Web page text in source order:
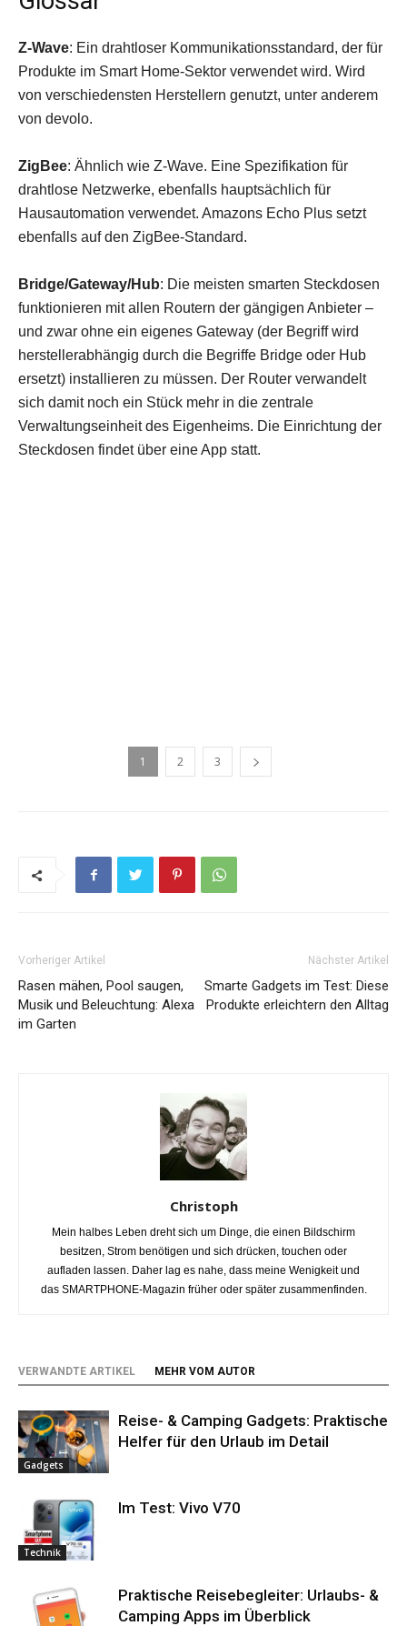
Z-Wave: Ein drahtloser Kommunikationsstandard, der für
Produkte im Smart Home-Sektor verwendet wird. Wird
von verschiedensten Herstellern genutzt, unter anderem
von devolo.
ZigBee: Ähnlich wie Z-Wave. Eine Spezifikation für
drahtlose Netzwerke, ebenfalls hauptsächlich für
Hausautomation verwendet. Amazons Echo Plus setzt
ebenfalls auf den ZigBee-Standard.
Bridge/Gateway/Hub: Die meisten smarten Steckdosen
funktionieren mit allen Routern der gängigen Anbieter –
und zwar ohne ein eigenes Gateway (der Begriff wird
herstellerabhängig durch die Begriffe Bridge oder Hub
ersetzt) installieren zu müssen. Der Router verwandelt
sich damit noch ein Stück mehr in die zentrale
Verwaltungseinheit des Eigenheims. Die Einrichtung der
Steckdosen findet über eine App statt.
1 2 3
Vorheriger Artikel
Rasen mähen, Pool saugen,
Musik und Beleuchtung: Alexa
im Garten
Nächster Artikel
Smarte Gadgets im Test: Diese
Produkte erleichtern den Alltag
Christoph
Mein halbes Leben dreht sich um Dinge, die einen Bildschirm
besitzen, Strom benötigen und sich drücken, touchen oder
aufladen lassen. Daher lag es nahe, dass meine Wenigkeit und
das SMARTPHONE-Magazin früher oder später zusammenfinden.
VERWANDTE ARTIKEL MEHR VOM AUTOR
Gadgets
Reise- & Camping Gadgets: Praktische
Helfer für den Urlaub im Detail
Technik
Im Test: Vivo V70
Praktische Reisebegleiter: Urlaubs- &
Camping Apps im Überblick